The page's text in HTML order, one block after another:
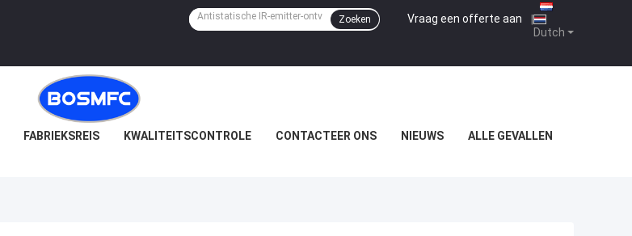
Dutch
Vraag een offerte aan |
Zoeken
FABRIEKSREIS KWALITEITSCONTROLE CONTACTEER ONS NIEUWS ALLE GEVALLEN